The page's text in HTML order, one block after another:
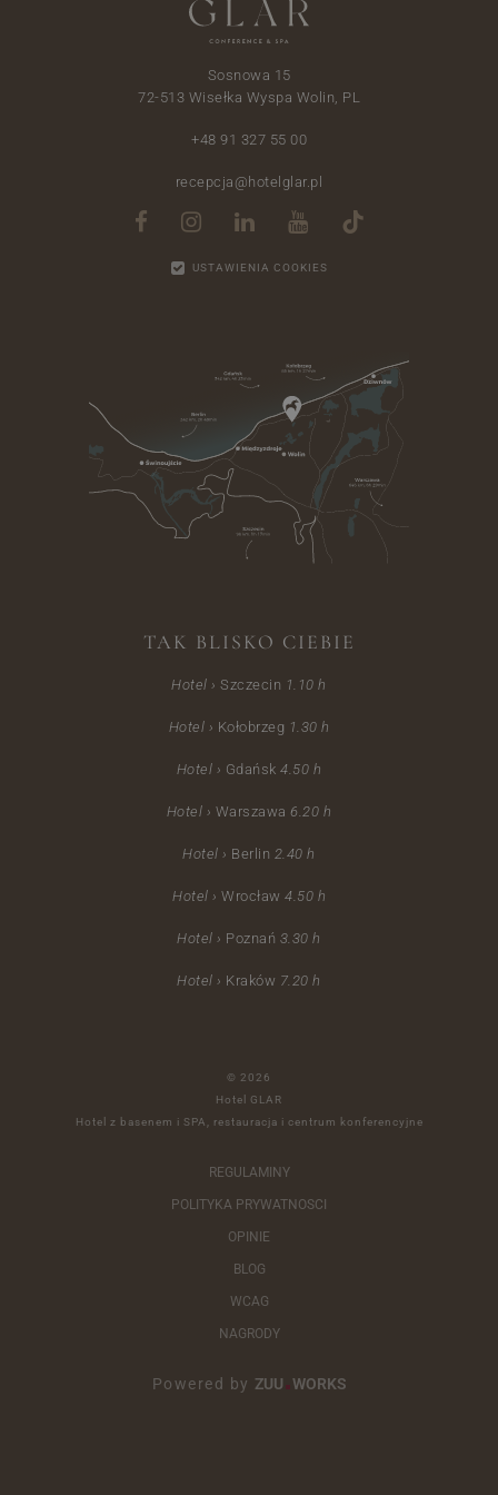
Sosnowa 15
72-513 Wisełka Wyspa Wolin, PL
+48 91 327 55 00
recepcja@hotelglar.pl
USTAWIENIA COOKIES
TAK BLISKO CIEBIE
Hotel ›Szczecin 1.10 h
Hotel › Kołobrzeg 1.30 h
Hotel › Gdańsk4.50 h
Hotel › Warszawa6.20 h
Hotel › Berlin 2.40 h
Hotel › Wrocław 4.50 h
Hotel › Poznań 3.30 h
Hotel › Kraków 7.20 h
© 2026
Hotel GLAR
Hotel z basenem i SPA, restauracja i centrum konferencyjne
REGULAMINY
POLITYKA PRYWATNOSCI
OPINIE
BLOG
WCAG
NAGRODY
Powered by ZUU WORKS